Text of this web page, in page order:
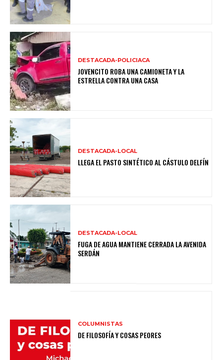
DESTACADA-POLICIACA
JOVENCITO ROBA UNA CAMIONETA Y LA
ESTRELLA CONTRA UNA CASA
DESTACADA-LOCAL
LLEGA EL PASTO SINTÉTICO AL CÁSTULO DELFÍN
DESTACADA-LOCAL
FUGA DE AGUA MANTIENE CERRADA LA AVENIDA
SERDÁN
COLUMNISTAS
DE FILOSOFÍA Y COSAS PEORES